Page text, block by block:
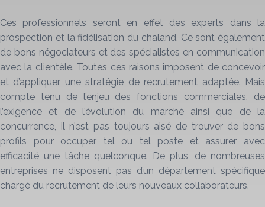
Ces professionnels seront en effet des experts dans la
prospection et la fidélisation du chaland. Ce sont également
de bons négociateurs et des spécialistes en communication
avec la clientèle. Toutes ces raisons imposent de concevoir
et d’appliquer une stratégie de recrutement adaptée. Mais
compte tenu de l’enjeu des fonctions commerciales, de
l’exigence et de l’évolution du marché ainsi que de la
concurrence, il n’est pas toujours aisé de trouver de bons
profils pour occuper tel ou tel poste et assurer avec
efficacité une tâche quelconque. De plus, de nombreuses
entreprises ne disposent pas d’un département spécifique
chargé du recrutement de leurs nouveaux collaborateurs.